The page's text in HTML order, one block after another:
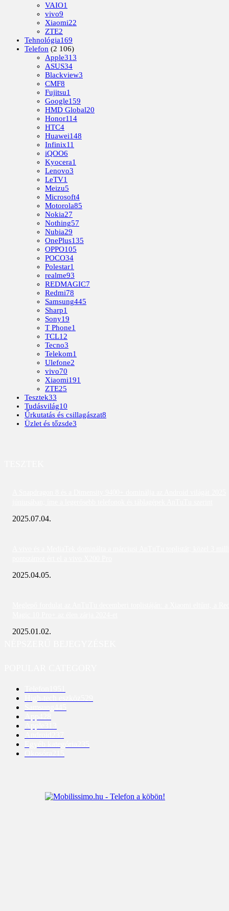
VAIO1
vivo9
Xiaomi22
ZTE2
Tehnológia169
Telefon (2 106)
Apple313
ASUS34
Blackview3
CMF8
Fujitsu1
Google159
HMD Global20
Honor114
HTC4
Huawei148
Infinix11
iQOO6
Kyocera1
Lenovo3
LeTV1
Meizu5
Microsoft4
Motorola85
Nokia27
Nothing57
Nubia29
OnePlus135
OPPO105
POCO34
Polestar1
realme93
REDMAGIC7
Redmi78
Samsung445
Sharp1
Sony19
T Phone1
TCL12
Tecno3
Telekom1
Ulefone2
vivo70
Xiaomi191
ZTE25
Tesztek33
Tudásvilág10
Űrkutatás és csillagászat8
Üzlet és tőzsde3
2025.07.04.
2025.04.05.
2025.01.02.